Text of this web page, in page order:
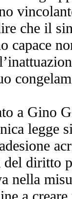
che il
capace
a Gino
legge
del diritto
nella